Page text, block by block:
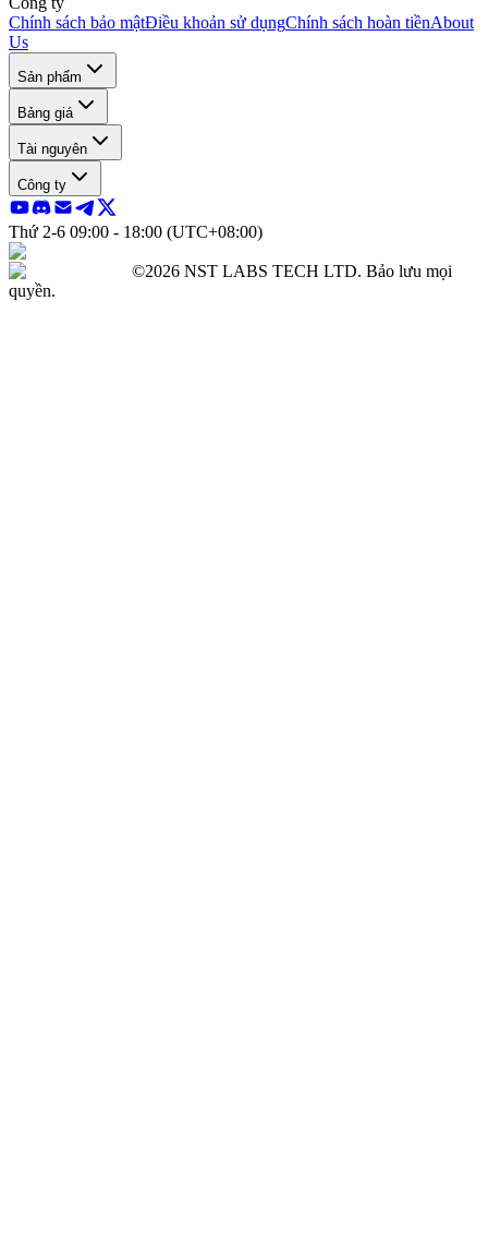
Chính sách bảo mậtĐiều khoản sử dụngChính sách hoàn tiềnAbout
Us
Sản phẩm
Bảng giá
Tài nguyên
Công ty
Thứ 2-6 09:00 - 18:00 (UTC+08:00)
©2026 NST LABS TECH LTD. Bảo lưu mọi
quyền.